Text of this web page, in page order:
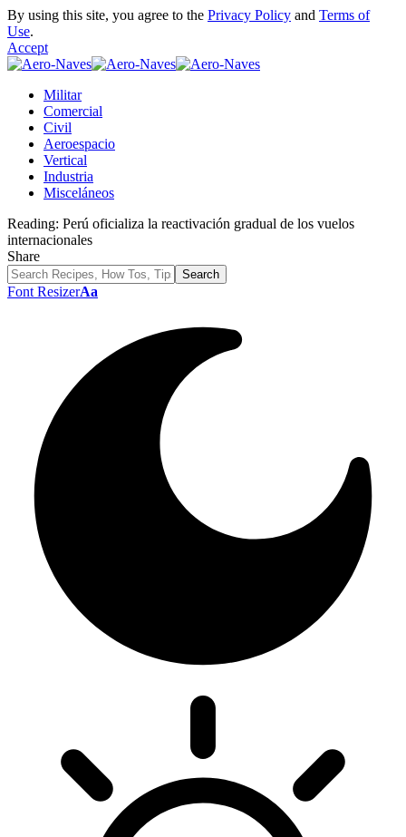
By using this site, you agree to the Privacy Policy and Terms of
Use.
Accept
Militar
Comercial
Civil
Aeroespacio
Vertical
Industria
Misceláneos
Reading: Perú oficializa la reactivación gradual de los vuelos
internacionales
Share
Font ResizerAa